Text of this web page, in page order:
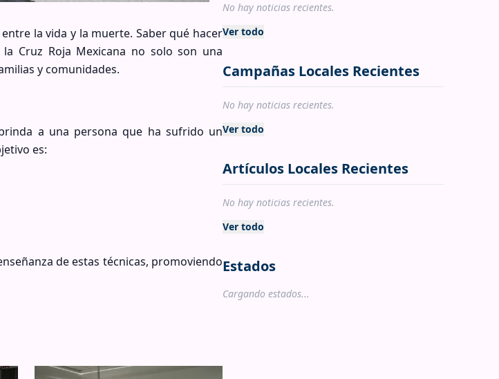
la vida y la muerte. Saber qué hacer
Cruz Roja Mexicana no solo son una
y comunidades.
a una persona que ha sufrido un
es:
de estas técnicas, promoviendo
No hay noticias recientes.
Ver todo
Campañas Locales Recientes
No hay noticias recientes.
Ver todo
Artículos Locales Recientes
No hay noticias recientes.
Ver todo
Estados
Cargando estados...